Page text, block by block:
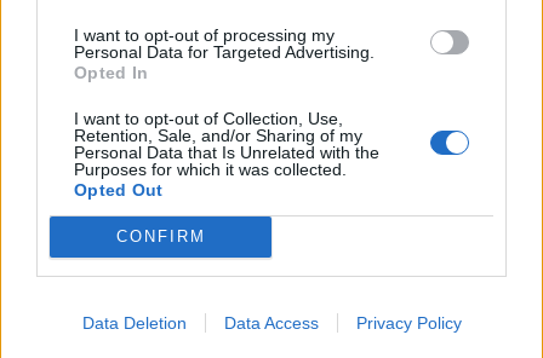
I want to opt-out of processing my
Personal Data for Targeted Advertising.
Opted In
I want to opt-out of Collection, Use,
Retention, Sale, and/or Sharing of my
Personal Data that Is Unrelated with the
Purposes for which it was collected.
Opted Out
CONFIRM
Data Deletion Data Access Privacy Policy